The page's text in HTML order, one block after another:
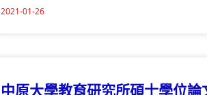
2021-01-26
中原大學教育研究所碩士學位